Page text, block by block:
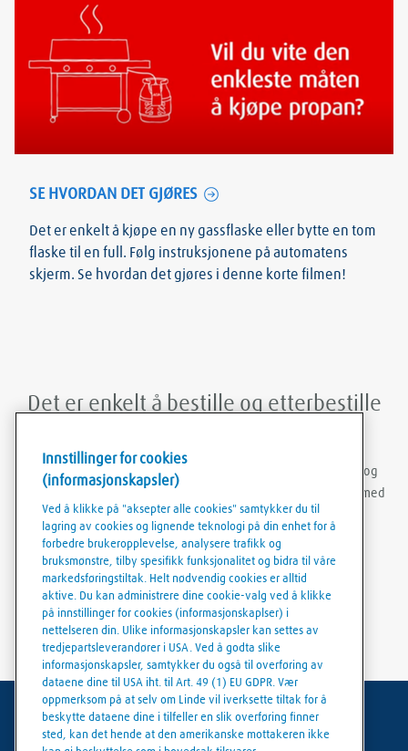
SE HVORDAN DET GJØRES
Det er enkelt å kjøpe en ny gassflaske eller bytte en tom
flaske til en full. Følg instruksjonene på automatens
skjerm. Se hvordan det gjøres i denne korte filmen!
Det er enkelt å bestille og etterbestille
Med Linde Shop-appen kan du bestille gasser når som helst og
hvor som helst. Du kan holde deg innlogget, bestille på nytt med
bare noen få klikk, opprette bestillingsmaler og laste ned
fakturaer og følgesedler på en enkel og praktisk måte.
Generelle vilkår
Innstillinger for cookies
(informasjonskapsler)
Ved å klikke på "aksepter alle cookies" samtykker du til
lagring av cookies og lignende teknologi på din enhet for å
forbedre brukeropplevelse, analysere trafikk og
bruksmønstre, tilby spesifikk funksjonalitet og bidra til våre
markedsføringstiltak. Helt nødvendig cookies er alltid
aktive. Du kan administrere dine cookie-valg ved å klikke
på innstillinger for cookies (informasjonskaplser) i
nettelseren din. Ulike informasjonskapsler kan settes av
tredjepartsleverandører i USA. Ved å godta slike
informasjonskapsler, samtykker du også til overføring av
dataene dine til USA iht. til Art. 49 (1) EU GDPR. Vær
oppmerksom på at selv om Linde vil iverksette tiltak for å
beskytte dataene dine i tilfeller en slik overføring finner
sted, kan det hende at den amerikanske mottakeren ikke